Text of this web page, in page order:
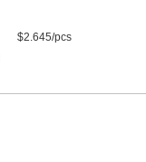
$2.645/pcs